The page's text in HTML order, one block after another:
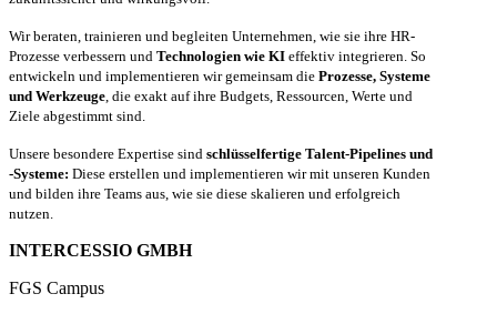
Wir beraten, trainieren und begleiten Unternehmen, wie sie ihre HR-
Prozesse verbessern und Technologien wie KI effektiv integrieren. So
entwickeln und implementieren wir gemeinsam die Prozesse, Systeme
und Werkzeuge , die exakt auf ihre Budgets, Ressourcen, Werte und
Ziele abgestimmt sind.
Unsere besondere Expertise sind schlüsselfertige Talent-Pipelines und
-Systeme: Diese erstellen und implementieren wir mit unseren Kunden
und bilden ihre Teams aus, wie sie diese skalieren und erfolgreich
nutzen.
INTERCESSIO GMBH
FGS Campus